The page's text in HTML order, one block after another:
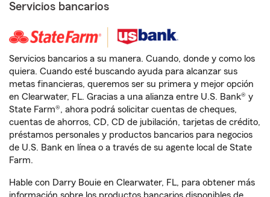
Servicios bancarios
Servicios bancarios a su manera. Cuando, donde y como los
quiera. Cuando esté buscando ayuda para alcanzar sus
metas financieras, queremos ser su primera y mejor opción
en Clearwater, FL. Gracias a una alianza entre U.S. Bank® y
State Farm®, ahora podrá solicitar cuentas de cheques,
cuentas de ahorros, CD, CD de jubilación, tarjetas de crédito,
préstamos personales y productos bancarios para negocios
de U.S. Bank en línea o a través de su agente local de State
Farm.
Hable con Darry Bouie en Clearwater, FL, para obtener más